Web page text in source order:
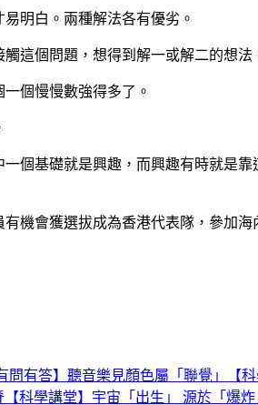
明白。兩種解法各有優劣。
這個問題，想得到解一或解二的想法
個慢慢數強得多了。
個基礎就是興趣，而興趣有時就是
機會獲選拔成為香港代表隊，參加海
問有答】聽音樂見顏色屬「聯覺」 【
【科學講堂】宇宙「出生」 源於「爆炸